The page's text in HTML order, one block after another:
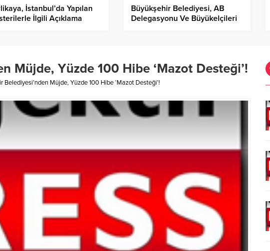
İstanbul’da Yapılan
İlgili Açıklama
Büyükşehir Belediyesi, AB
Delegasyonu Ve Büyükelçileri
Müjde, Yüzde 100 Hibe ‘Mazot Desteği’!
Belediyesi’nden Müjde, Yüzde 100 Hibe ‘Mazot Desteği’!